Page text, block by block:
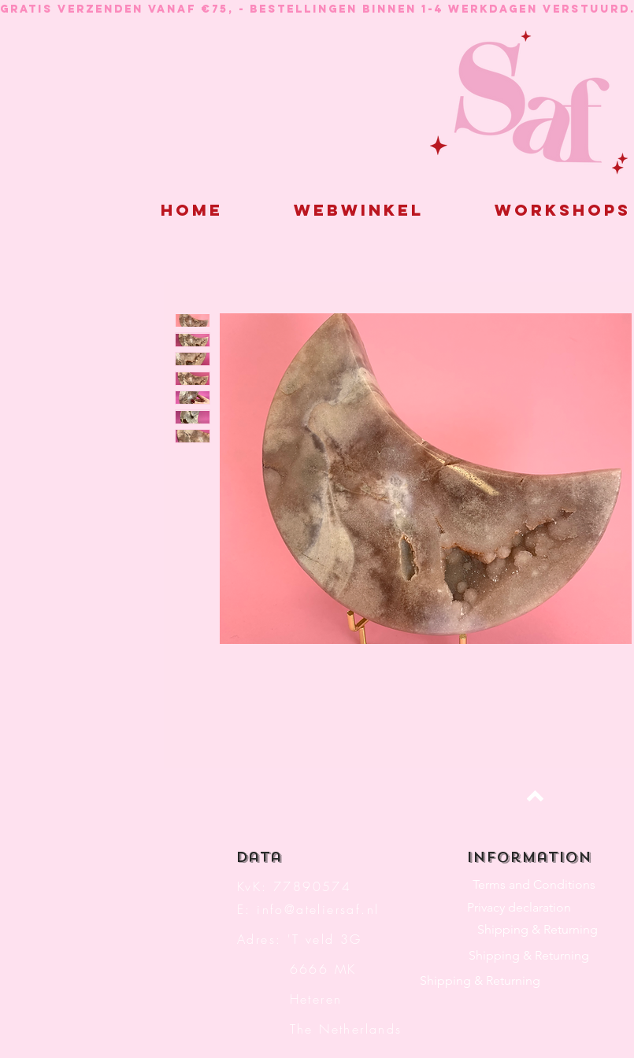
GRATIS VERZENDEN VANAF €75, - BESTELLINGEN BINNEN 1-4 WERKDAGEN VERSTUURD.
Home Webwinkel Workshops
data Information
KvK: 77890574
E:
info@ateliersaf.nl
Adres: 'T veld 3G
6666 MK
Heteren
The Netherlands
Terms and Conditions
Privacy declaration
Shipping & Returning
Shipping & Returning
Shipping & Returning